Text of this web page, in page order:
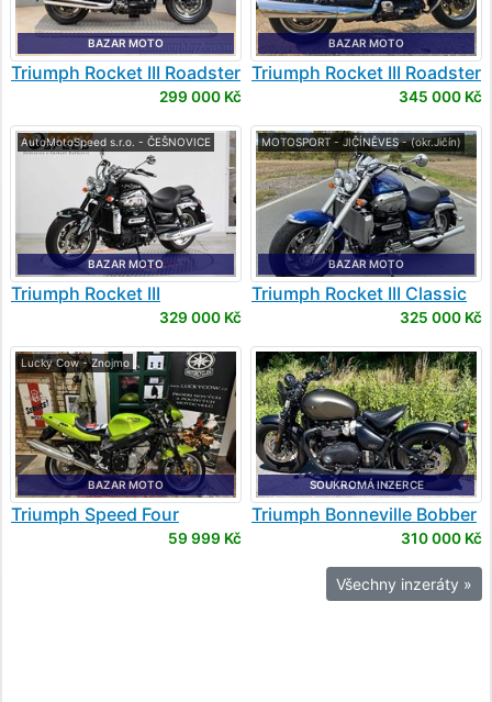
BAZAR MOTO
Triumph Rocket III Roadster
299 000 Kč
BAZAR MOTO
Triumph Rocket III Roadster
345 000 Kč
AutoMotoSpeed s.r.o. - ČEŠNOVICE
BAZAR MOTO
Triumph Rocket III
329 000 Kč
MOTOSPORT - JIČÍNĚVES - (okr.Jičín)
BAZAR MOTO
Triumph Rocket III Classic
325 000 Kč
Lucky Cow - Znojmo
BAZAR MOTO
Triumph Speed Four
59 999 Kč
SOUKROMÁ INZERCE
Triumph Bonneville Bobber
310 000 Kč
Všechny inzeráty »